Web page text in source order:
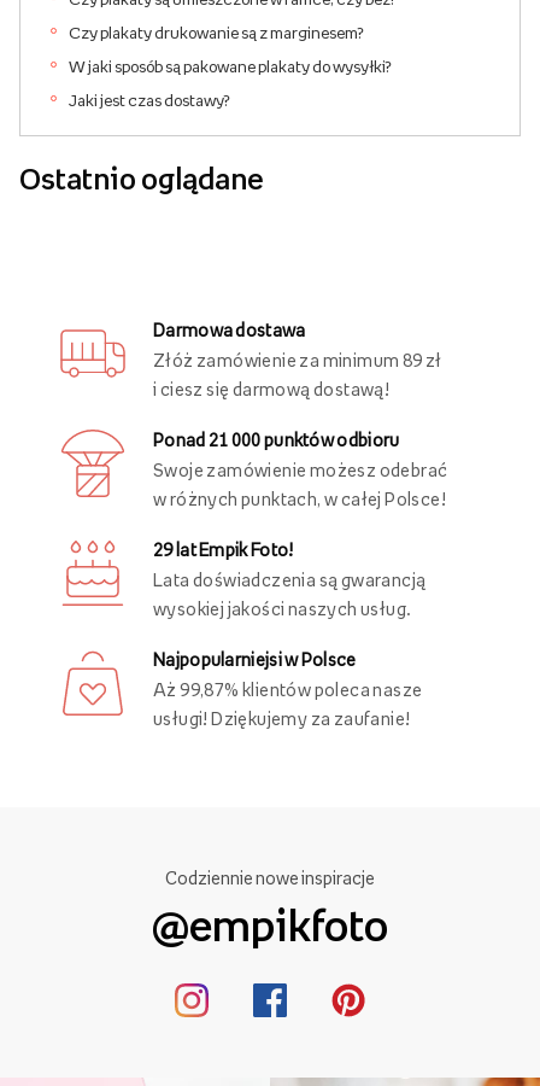
Czy plakaty drukowanie są z marginesem?
W jaki sposób są pakowane plakaty do wysyłki?
Jaki jest czas dostawy?
Ostatnio oglądane
Darmowa dostawa
Złóż zamówienie za minimum 89 zł
i ciesz się darmową dostawą!
Ponad 21 000 punktów odbioru
Swoje zamówienie możesz odebrać
w różnych punktach, w całej Polsce!
29 lat Empik Foto!
Lata doświadczenia są gwarancją
wysokiej jakości naszych usług.
Najpopularniejsi w Polsce
Aż 99,87% klientów poleca nasze
usługi! Dziękujemy za zaufanie!
Codziennie nowe inspiracje
@empikfoto